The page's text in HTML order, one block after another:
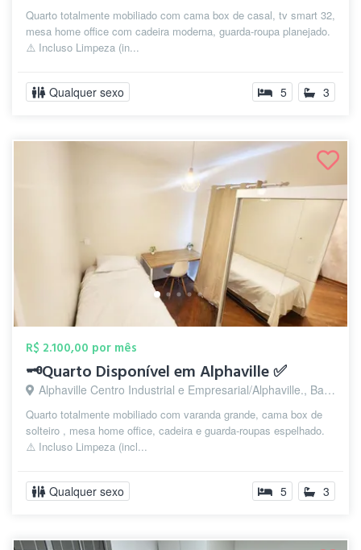
Quarto totalmente mobiliado com cama box de casal, tv smart 32,
mesa home office com cadeira moderna, guarda-roupa planejado.
⚠️ Incluso Limpeza (in...
Qualquer sexo 5 3
R$ 2.100,00 por mês
🗝️Quarto Disponível em Alphaville ✅
Alphaville Centro Industrial e Empresarial/Alphaville., Barueri - SP
Quarto totalmente mobiliado com varanda grande, cama box de
solteiro , mesa home office, cadeira e guarda-roupas espelhado.
⚠️ Incluso Limpeza (incl...
Qualquer sexo 5 3